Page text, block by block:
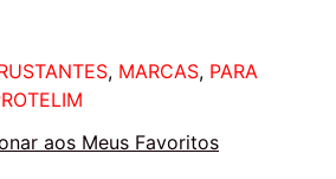
, MARCAS, PARA
aos Meus Favoritos